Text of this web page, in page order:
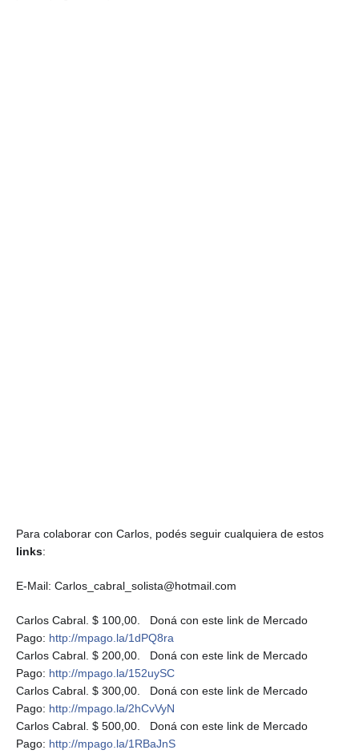
Para colaborar con Carlos, podés seguir cualquiera de estos
links:
E-Mail: Carlos_cabral_solista@hotmail.com
Carlos Cabral. $ 100,00. Doná con este link de Mercado
Pago: http://mpago.la/1dPQ8ra
Carlos Cabral. $ 200,00. Doná con este link de Mercado
Pago: http://mpago.la/152uySC
Carlos Cabral. $ 300,00. Doná con este link de Mercado
Pago: http://mpago.la/2hCvVyN
Carlos Cabral. $ 500,00. Doná con este link de Mercado
Pago: http://mpago.la/1RBaJnS